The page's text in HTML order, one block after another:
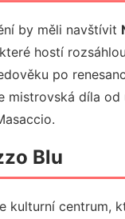
by měli navštívit
hostí
po
mistrovská díla od
Blu
kulturní centrum,